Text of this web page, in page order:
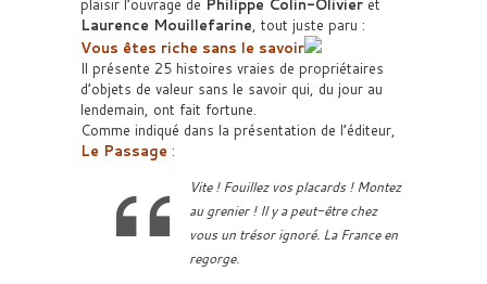
plaisir l’ouvrage de Philippe Colin-Olivier et
Laurence Mouillefarine, tout juste paru :
Vous êtes riche sans le savoir
Il présente 25 histoires vraies de propriétaires
d’objets de valeur sans le savoir qui, du jour au
lendemain, ont fait fortune.
Comme indiqué dans la présentation de l’éditeur,
Le Passage :
Vite ! Fouillez vos placards ! Montez
au grenier ! Il y a peut-être chez
vous un trésor ignoré. La France en
regorge.